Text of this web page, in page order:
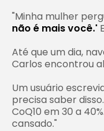
"Minha mulher
não é mais você.'
Até que um dia,
Carlos encontrou
Um usuário
precisa saber
CoQ10 em 30 a
cansado."